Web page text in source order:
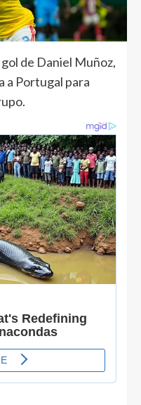
de Daniel Muñoz,
a Portugal para